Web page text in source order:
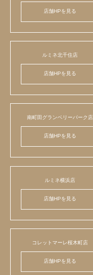
店舗HPを見る
ルミネ北千住店
店舗HPを見る
南町田グランベリーパーク店
店舗HPを見る
ルミネ横浜店
店舗HPを見る
コレットマーレ桜木町店
店舗HPを見る